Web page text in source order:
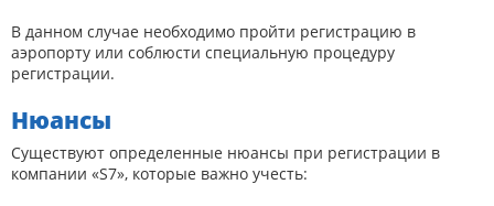
В данном случае необходимо пройти регистрацию в
аэропорту или соблюсти специальную процедуру
регистрации.
Нюансы
Существуют определенные нюансы при регистрации в
компании «S7», которые важно учесть: